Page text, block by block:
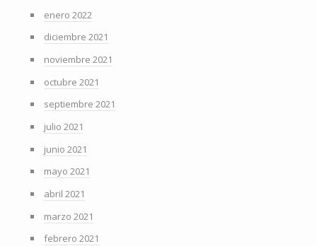
enero 2022
diciembre 2021
noviembre 2021
octubre 2021
septiembre 2021
julio 2021
junio 2021
mayo 2021
abril 2021
marzo 2021
febrero 2021